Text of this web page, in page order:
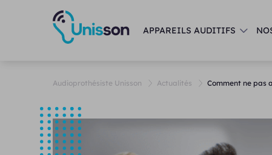
APPAREILS AUDITIFS
Audioprothésiste Unisson Actualités Comment ne pas